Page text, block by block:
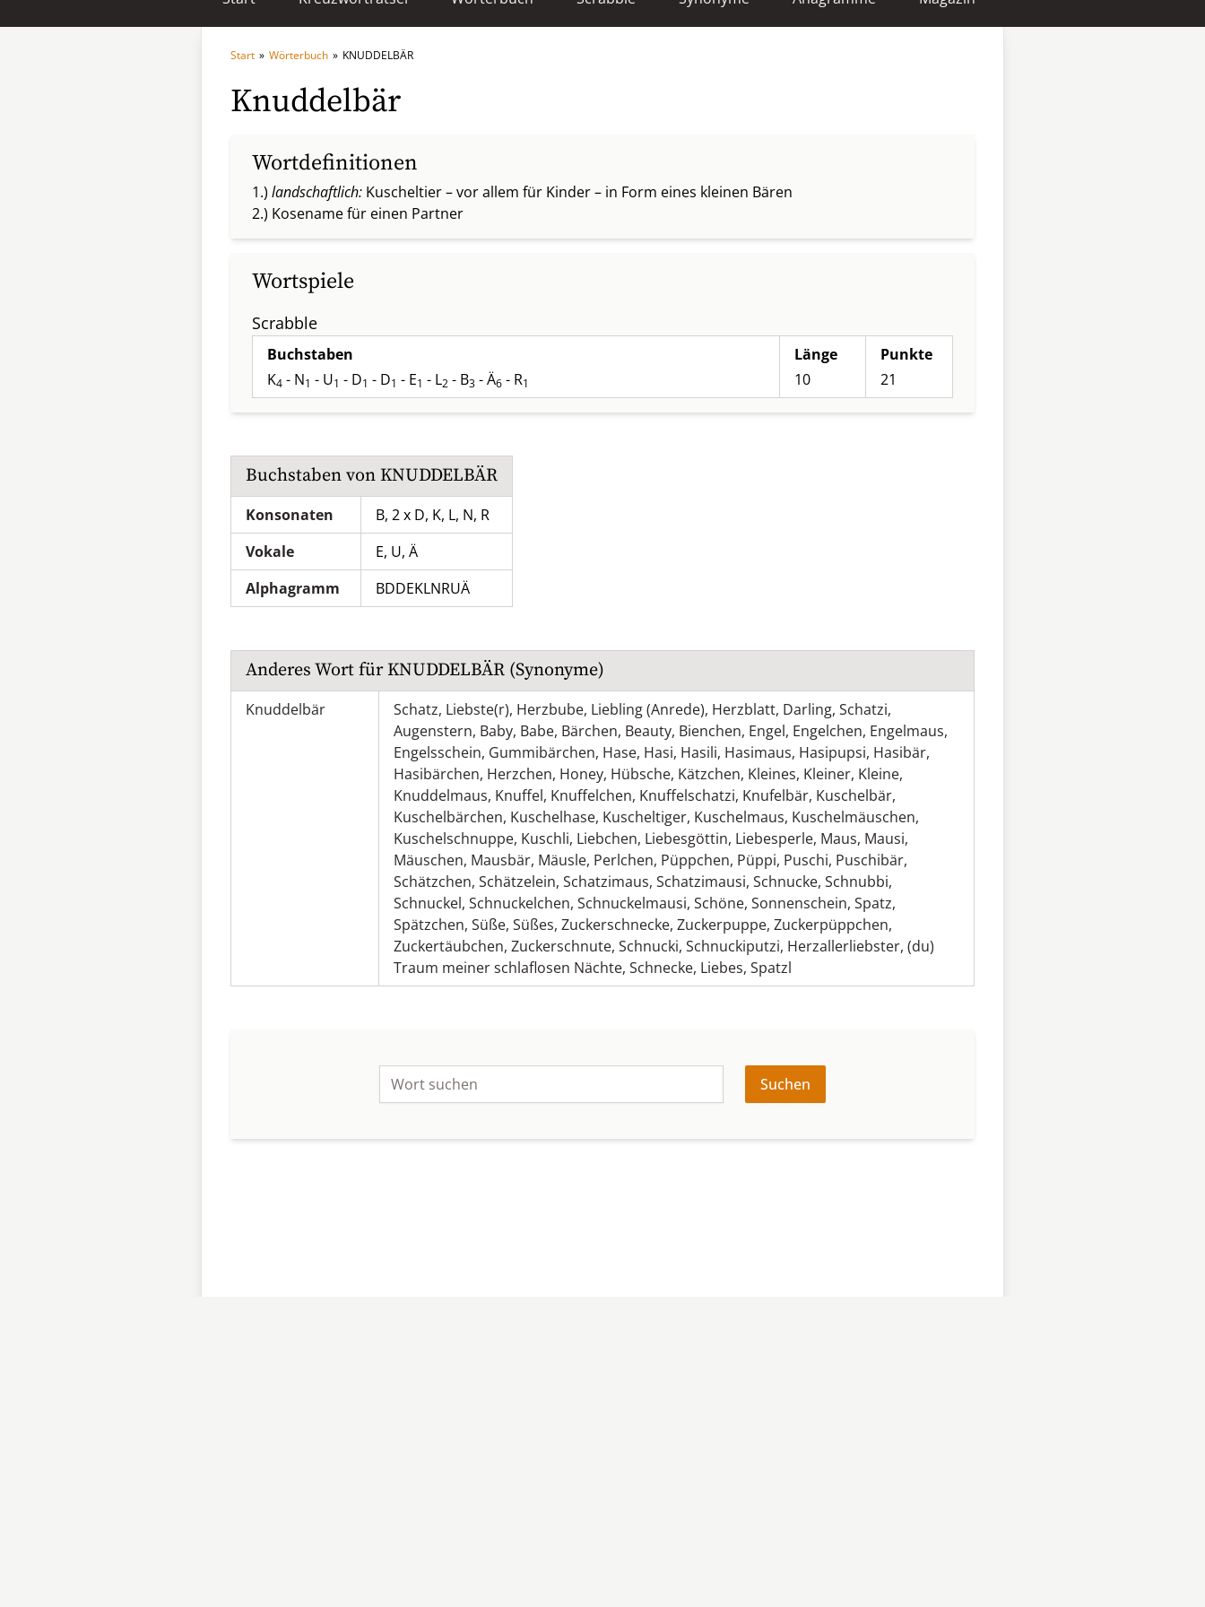
Start » Wörterbuch » KNUDDELBÄR
Knuddelbär
Wortdefinitionen
1.) landschaftlich: Kuscheltier – vor allem für Kinder – in Form eines kleinen Bären
2.) Kosename für einen Partner
Wortspiele
Scrabble
Buchstaben
K4 - N1 - U1 - D1 - D1 - E1 - L2 - B3 - Ä6 - R1
Länge
10
Punkte
21
Buchstaben von KNUDDELBÄR
Konsonaten
B, 2 x D, K, L, N, R
Vokale
E, U, Ä
Alphagramm
BDDEKLNRUÄ
Anderes Wort fürKNUDDELBÄR (Synonyme)
Knuddelbär Schatz, Liebste(r), Herzbube, Liebling (Anrede), Herzblatt, Darling, Schatzi,
Augenstern, Baby, Babe, Bärchen, Beauty, Bienchen, Engel, Engelchen, Engelmaus,
Engelsschein, Gummibärchen, Hase, Hasi, Hasili, Hasimaus, Hasipupsi, Hasibär,
Hasibärchen, Herzchen, Honey, Hübsche, Kätzchen, Kleines, Kleiner, Kleine,
Knuddelmaus, Knuffel, Knuffelchen, Knuffelschatzi, Knufelbär, Kuschelbär,
Kuschelbärchen, Kuschelhase, Kuscheltiger, Kuschelmaus, Kuschelmäuschen,
Kuschelschnuppe, Kuschli, Liebchen, Liebesgöttin, Liebesperle, Maus, Mausi,
Mäuschen, Mausbär, Mäusle, Perlchen, Püppchen, Püppi, Puschi, Puschibär,
Schätzchen, Schätzelein, Schatzimaus, Schatzimausi, Schnucke, Schnubbi,
Schnuckel, Schnuckelchen, Schnuckelmausi, Schöne, Sonnenschein, Spatz,
Spätzchen, Süße, Süßes, Zuckerschnecke, Zuckerpuppe, Zuckerpüppchen,
Zuckertäubchen, Zuckerschnute, Schnucki, Schnuckiputzi, Herzallerliebster, (du)
Traum meiner schlaflosen Nächte, Schnecke, Liebes, Spatzl
Suchen